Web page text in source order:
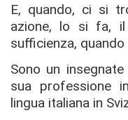
E, quando, ci si
azione, lo si fa,
sufficienza,
Sono un
sua professione
lingua italiana in